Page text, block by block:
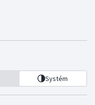
Systém